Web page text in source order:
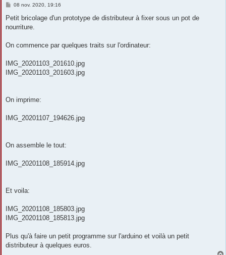
M
s
a
08 nov. 2020, 19:16
Petit bricolage d'un prototype de distributeur à fixer sous un pot de
nourriture.
On commence par quelques traits sur l'ordinateur:
IMG_20201103_201610.jpg
IMG_20201103_201603.jpg
On imprime:
IMG_20201107_194626.jpg
On assemble le tout:
IMG_20201108_185914.jpg
Et voila:
IMG_20201108_185803.jpg
IMG_20201108_185813.jpg
Plus qu'à faire un petit programme sur l'arduino et voilà un petit
distributeur à quelques euros.